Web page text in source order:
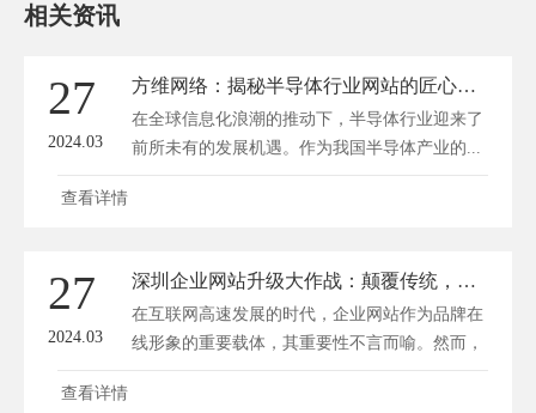
相关资讯
27
2024.03
方维网络：揭秘半导体行业网站的匠心构建之路
在全球信息化浪潮的推动下，半导体行业迎来了
前所未有的发展机遇。作为我国半导体产业的...
查看详情
27
2024.03
深圳企业网站升级大作战：颠覆传统，重塑在线形象！
在互联网高速发展的时代，企业网站作为品牌在
线形象的重要载体，其重要性不言而喻。然而，
随...
查看详情